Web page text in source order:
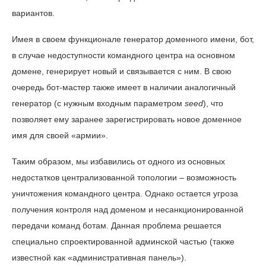
вариантов.
Имея в своем функционале генератор доменного имени, бот,
в случае недоступности командного центра на основном
домене, генерирует новый и связывается с ним. В свою
очередь бот-мастер также имеет в наличии аналогичный
генератор (с нужным входным параметром seed), что
позволяет ему заранее зарегистрировать новое доменное
имя для своей «армии».
Таким образом, мы избавились от одного из основных
недостатков централизованной топологии – возможность
уничтожения командного центра. Однако остается угроза
получения контроля над доменом и несанкционированной
передачи команд ботам. Данная проблема решается
специально спроектированной админской частью (также
известной как «административная панель»).